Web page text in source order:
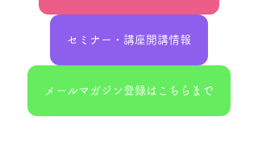
セミナー・講座開講情報
メールマガジン登録はこちらまで